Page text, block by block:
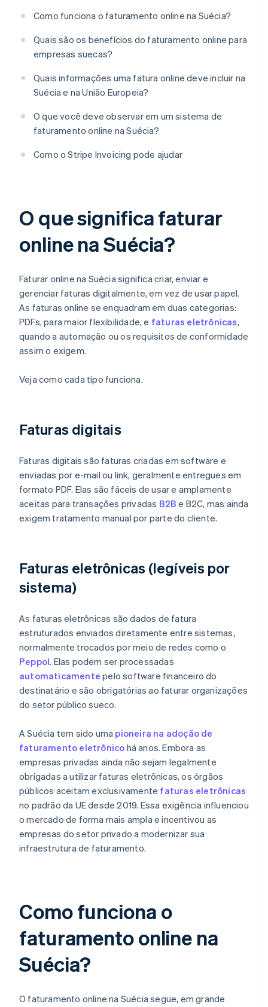
Como funciona o faturamento online na Suécia?
Quais são os benefícios do faturamento online para
empresas suecas?
Quais informações uma fatura online deve incluir na
Suécia e na União Europeia?
O que você deve observar em um sistema de
faturamento online na Suécia?
Como o Stripe Invoicing pode ajudar
O que significa faturar
online na Suécia?
Faturar online na Suécia significa criar, enviar e
gerenciar faturas digitalmente, em vez de usar papel.
As faturas online se enquadram em duas categorias:
PDFs, para maior flexibilidade, e faturas eletrônicas,
quando a automação ou os requisitos de conformidade
assim o exigem.
Veja como cada tipo funciona.
Faturas digitais
Faturas digitais são faturas criadas em software e
enviadas por e-mail ou link, geralmente entregues em
formato PDF. Elas são fáceis de usar e amplamente
aceitas para transações privadas B2B e B2C, mas ainda
exigem tratamento manual por parte do cliente.
Faturas eletrônicas (legíveis por
sistema)
As faturas eletrônicas são dados de fatura
estruturados enviados diretamente entre sistemas,
normalmente trocados por meio de redes como o
Peppol. Elas podem ser processadas
automaticamente pelo software financeiro do
destinatário e são obrigatórias ao faturar organizações
do setor público sueco.
A Suécia tem sido uma pioneira na adoção de
faturamento eletrônico há anos. Embora as
empresas privadas ainda não sejam legalmente
obrigadas a utilizar faturas eletrônicas, os órgãos
públicos aceitam exclusivamente faturas eletrônicas
no padrão da UE desde 2019. Essa exigência influenciou
o mercado de forma mais ampla e incentivou as
empresas do setor privado a modernizar sua
infraestrutura de faturamento.
Como funciona o
faturamento online na
Suécia?
O faturamento online na Suécia segue, em grande